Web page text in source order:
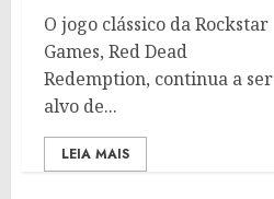
O jogo clássico da Rockstar
Games, Red Dead
Redemption, continua a ser
alvo de...
LEIA MAIS